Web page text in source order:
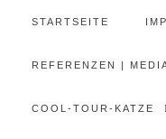
STARTSEITE
REFERENZEN |
COOL-TOUR-KATZE